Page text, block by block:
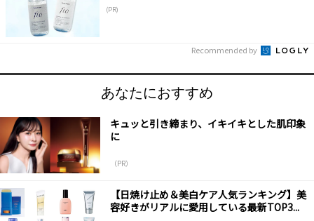
(PR)
Recommended by
あなたにおすすめ
キュッと引き締まり、イキイキとした肌印象
に
（PR）
【日焼け止め＆美白ケア人気ランキング】美
容好きがリアルに愛用している最新TOP3...